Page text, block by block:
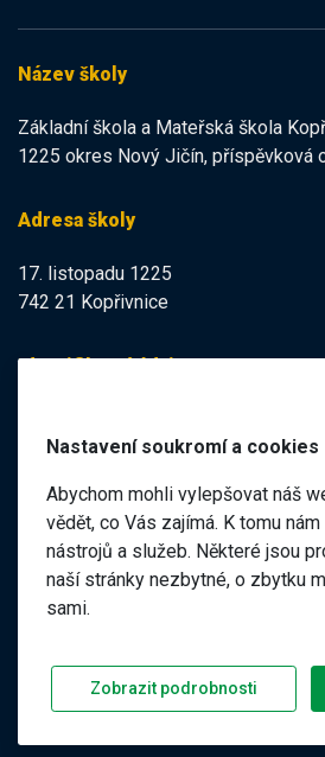
Název školy
Základní škola a Mateřská škola
1225 okres Nový Jičín, příspěvková
Adresa školy
17. listopadu 1225
742 21 Kopřivnice
Identifikační údaje
IČO:47998121
Elektronická podatelna
ID datové schránky:
98pgf7m
2026 ZŠ a MŠ 17. listopadu,
Prohlášení o přístupnosti
Nastavení soukromí a cookies
Abychom mohli vylepšovat náš
vědět, co Vás zajímá. K tomu
nástrojů a služeb. Některé jsou
naší stránky nezbytné, o zbytku
sami.
Zobrazit podrobnosti